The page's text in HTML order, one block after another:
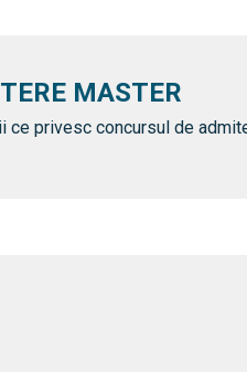
MASTER
ce privesc concursul de